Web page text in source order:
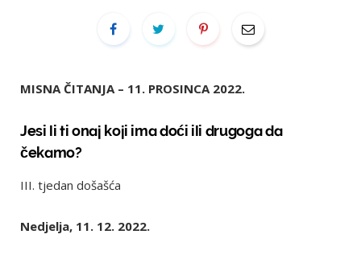
MISNA ČITANJA – 11. PROSINCA 2022.
Jesi li ti onaj koji ima doći ili drugoga da
čekamo?
III. tjedan došašća
Nedjelja, 11. 12. 2022.